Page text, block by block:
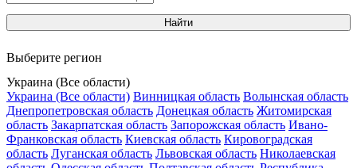
Найти
Выберите регион
Украина (Все области)
Украина (Все области) Винницкая область Волынская область
Днепропетровская область Донецкая область Житомирская
область Закарпатская область Запорожская область Ивано-
Франковская область Киевская область Кировоградская
область Луганская область Львовская область Николаевская